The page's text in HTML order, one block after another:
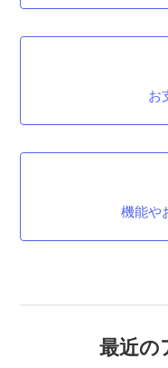
お
機能や
最近の